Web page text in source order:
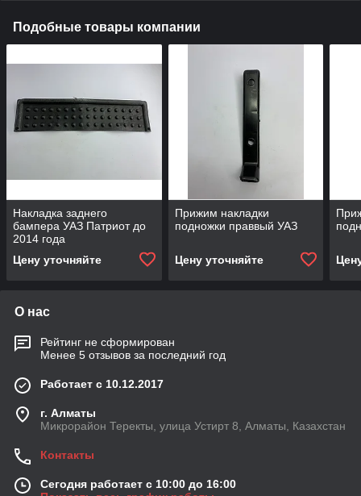
Подобные товары компании
Накладка заднего
бампера УАЗ Патриот до
2014 года
Цену уточняйте
Прижим накладки
подножки праввый УАЗ
Цену уточняйте
О нас
Рейтинг не сформирован
Менее 5 отзывов за последний год
Работает с 10.12.2017
г. Алматы
Микрорайон Теректы, улица Устирт 8, Алматы, Казахстан
Контакты
Сегодня работает с 10:00 до 16:00